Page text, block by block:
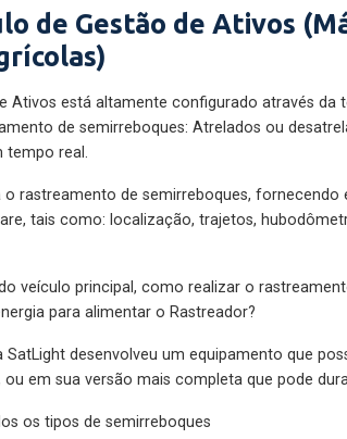
de Gestão de Ativos
Ativos está altamente configurado através da
de semirreboques: Atrelados ou
real.
rastreamento de semirreboques, fornecendo
tais como: localização, trajetos,
veículo principal, como realizar o
para alimentar o Rastreador?
SatLight desenvolveu um equipamento que
em sua versão mais completa que pode
os tipos de semirreboques